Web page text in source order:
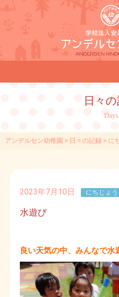
園内施設・
日々
Days
アンデルセン幼稚園 > 日々の記録 > に
2023年7月10日 にちじょう
水遊び
良い天気の中、みんなで水